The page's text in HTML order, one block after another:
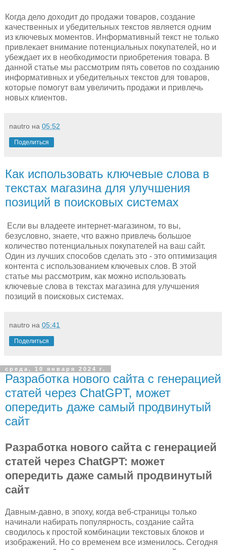
Когда дело доходит до продажи товаров, создание
качественных и убедительных текстов является одним
из ключевых моментов. Информативный текст не только
привлекает внимание потенциальных покупателей, но и
убеждает их в необходимости приобретения товара. В
данной статье мы рассмотрим пять советов по созданию
информативных и убедительных текстов для товаров,
которые помогут вам увеличить продажи и привлечь
новых клиентов.
nautro на 05:52
Поделиться
Как использовать ключевые слова в
текстах магазина для улучшения
позиций в поисковых системах
Если вы владеете интернет-магазином, то вы,
безусловно, знаете, что важно привлечь большое
количество потенциальных покупателей на ваш сайт.
Один из лучших способов сделать это - это оптимизация
контента с использованием ключевых слов. В этой
статье мы рассмотрим, как можно использовать
ключевые слова в текстах магазина для улучшения
позиций в поисковых системах.
nautro на 05:41
Поделиться
среда, 10 января 2024 г.
Разработка нового сайта с генерацией
статей через ChatGPT, может
опередить даже самый продвинутый
сайт
Разработка нового сайта с генерацией
статей через ChatGPT: может
опередить даже самый продвинутый
сайт
Давным-давно, в эпоху, когда веб-страницы только
начинали набирать популярность, создание сайта
сводилось к простой комбинации текстовых блоков и
изображений. Но со временем все изменилось. Сегодня